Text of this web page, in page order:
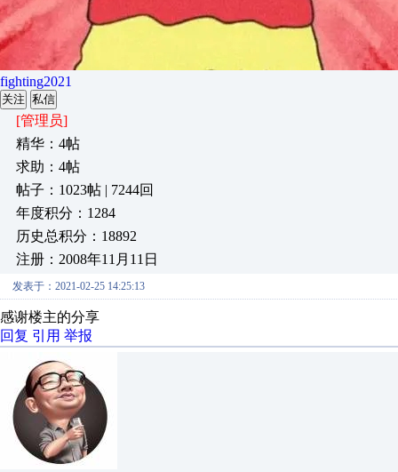
fighting2021
关注 私信
[管理员]
精华：4帖
求助：4帖
帖子：1023帖 | 7244回
年度积分：1284
历史总积分：18892
注册：2008年11月11日
发表于：2021-02-25 14:25:13
感谢楼主的分享
回复 引用 举报